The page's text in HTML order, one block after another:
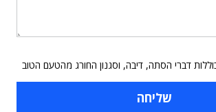
דברי הסתה, דיבה, וסגנון החורג מהטעם הטוב